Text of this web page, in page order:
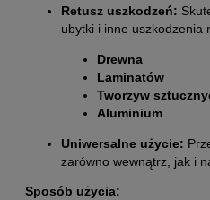
Retusz uszkodzeń:
ubytki i inne uszkodzenia
Drewna
Laminatów
Tworzyw
Aluminium
Uniwersalne użycie:
zarówno wewnątrz, jak i
Sposób użycia: